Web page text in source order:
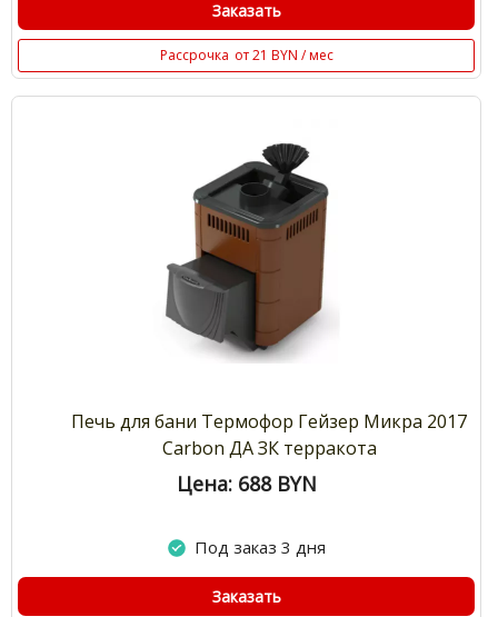
Заказать
Рассрочка от 21 BYN / мес
Печь для бани Термофор Гейзер Микра 2017
Carbon ДА ЗК терракота
Цена: 688 BYN
Под заказ 3 дня
Заказать